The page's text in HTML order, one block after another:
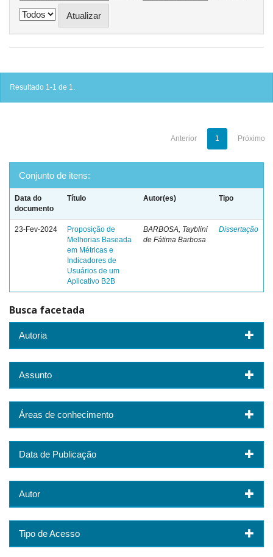
Resultado 1-1 de 1.
Anterior 1 Próximo
Conjunto de itens:
Data do
documento
Título Autor(es) Tipo
23-Fev-2024
Proposição de
Melhorias Baseada
em Métricas e
Indicadores de
Usuários de um
Aplicativo B2B
BARBOSA, Tayblini
de Fátima Barbosa
Dissertação
Busca facetada
Autoria
Assunto
Áreas de conhecimento
Data de Publicação
Autor
Tipo de Acesso